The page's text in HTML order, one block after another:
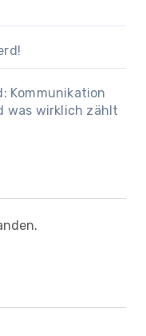
Kommunikation
was wirklich zählt